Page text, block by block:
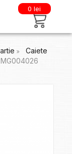
0 lei
Caiete